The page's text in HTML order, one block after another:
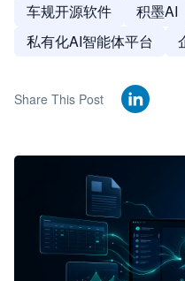
车规开源软件
积墨AI
私有化AI智能体平台
Share This Post